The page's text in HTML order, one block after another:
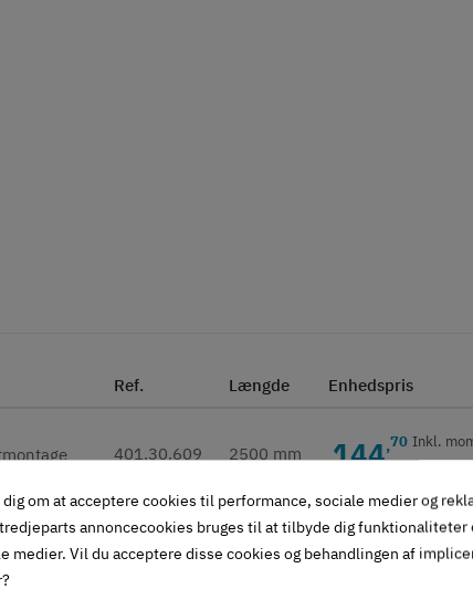
Ref. Længde Enhedspris
401.30.609 2500 mm 144,70 Inkl.
401.30.610 3500 mm 169,70 Inkl.
om at acceptere cookies til performance, sociale medier og
annoncecookies bruges til at tilbyde dig funktionaliteter
medier. Vil du acceptere disse cookies og behandlingen af